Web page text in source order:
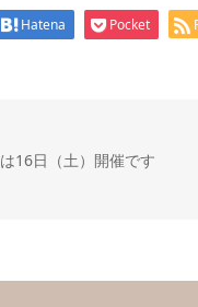
Hatena Pocket
16日（土）開催です